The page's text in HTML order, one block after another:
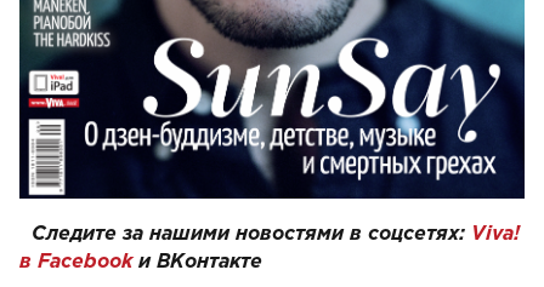
Следите за нашими новостями в соцсетях: Viva!
в Facebookи ВКонтакте